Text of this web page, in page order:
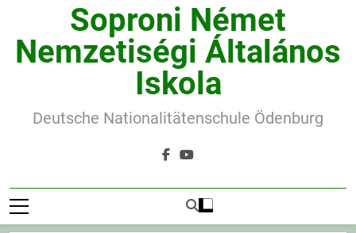
Soproni Német
Nemzetiségi Általános
Iskola
Deutsche Nationalitätenschule Ödenburg